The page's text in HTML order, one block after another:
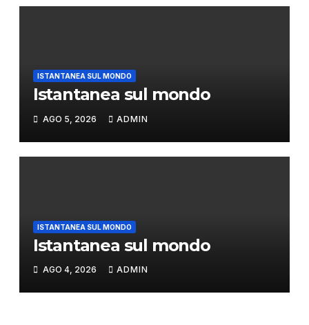
ISTANTANEA SUL MONDO
Istantanea sul mondo
AGO 5, 2026 ADMIN
ISTANTANEA SUL MONDO
Istantanea sul mondo
AGO 4, 2026 ADMIN